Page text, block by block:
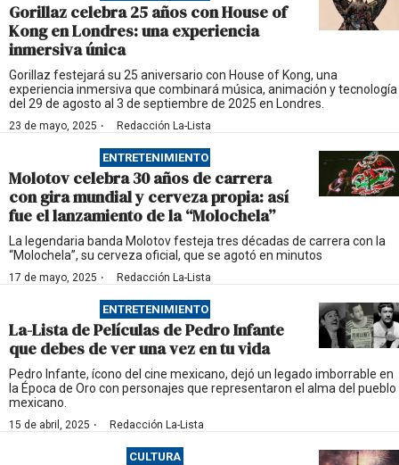
Gorillaz celebra 25 años con House of
Kong en Londres: una experiencia
inmersiva única
Gorillaz festejará su 25 aniversario con House of Kong, una
experiencia inmersiva que combinará música, animación y tecnología
del 29 de agosto al 3 de septiembre de 2025 en Londres.
23 de mayo, 2025 · Redacción La-Lista
ENTRETENIMIENTO
Molotov celebra 30 años de carrera
con gira mundial y cerveza propia: así
fue el lanzamiento de la “Molochela”
La legendaria banda Molotov festeja tres décadas de carrera con la
“Molochela”, su cerveza oficial, que se agotó en minutos
17 de mayo, 2025 · Redacción La-Lista
ENTRETENIMIENTO
La-Lista de Películas de Pedro Infante
que debes de ver una vez en tu vida
Pedro Infante, ícono del cine mexicano, dejó un legado imborrable en
la Época de Oro con personajes que representaron el alma del pueblo
mexicano.
15 de abril, 2025 · Redacción La-Lista
CULTURA